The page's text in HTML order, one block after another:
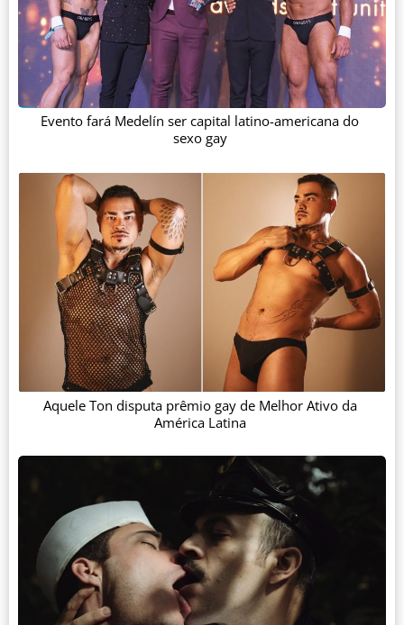
Evento fará Medelín ser capital latino-americana do
sexo gay
Aquele Ton disputa prêmio gay de Melhor Ativo da
América Latina